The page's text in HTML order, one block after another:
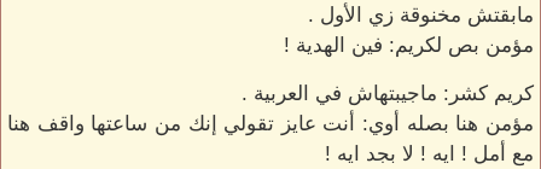
مابقتش مخنوقة زي الأول .
مؤمن بص لكريم: فين الهدية !
كريم كشر: ماجيبتهاش في العربية .
مؤمن هنا بصله أوي: أنت عايز تقولي إنك من ساعتها واقف هنا
مع أمل ! ايه ! لا بجد ايه !